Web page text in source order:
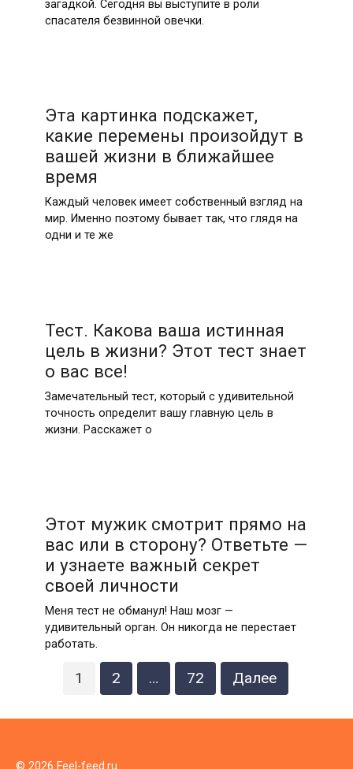
загадкой. Сегодня вы выступите в роли
спасателя безвинной овечки.
Эта картинка подскажет,
какие перемены произойдут в
вашей жизни в ближайшее
время
Каждый человек имеет собственный взгляд на
мир. Именно поэтому бывает так, что глядя на
одни и те же
Тест. Какова ваша истинная
цель в жизни? Этот тест знает
о вас все!
Замечательный тест, который с удивительной
точность определит вашу главную цель в
жизни. Расскажет о
Этот мужик смотрит прямо на
вас или в сторону? Ответьте —
и узнаете важный секрет
своей личности
Меня тест не обманул! Наш мозг —
удивительный орган. Он никогда не перестает
работать.
1 2 … 72 Далее
© 2026 Feel-feed.ru